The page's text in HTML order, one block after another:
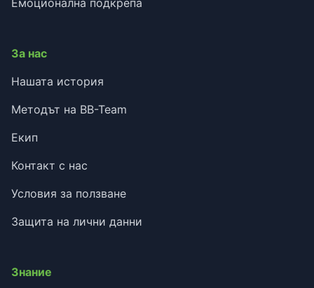
За нас
Нашата история
Методът на BB-Team
Екип
Контакт с нас
Условия за ползване
Защита на лични данни
Знание